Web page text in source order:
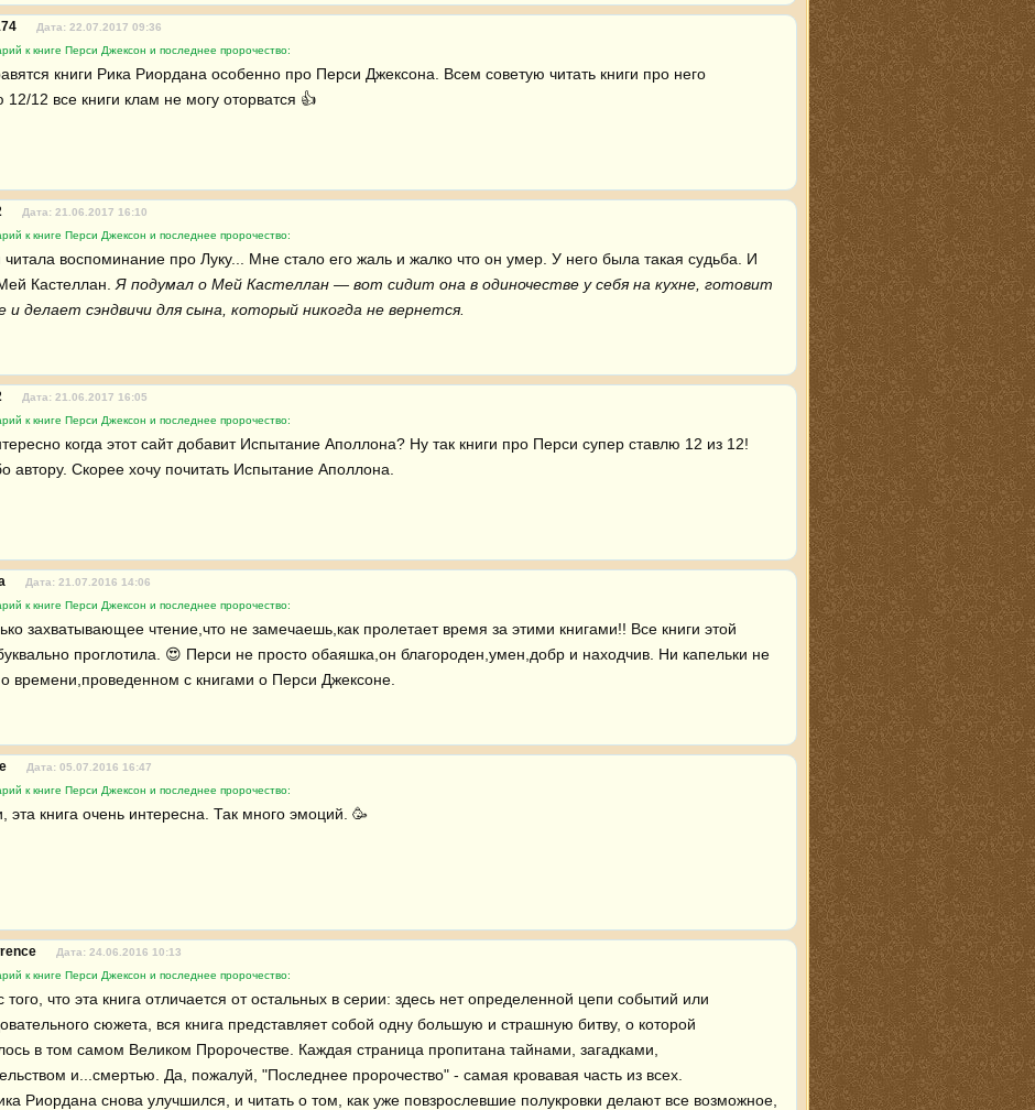
Дата: 22.07.2017 09:36
к книге Перси Джексон и последнее пророчество:
книги Рика Риордана особенно про Перси Джексона. Всем советую читать книги про него
12/12 все книги клам не могу оторватся 👍
Дата: 21.06.2017 16:10
к книге Перси Джексон и последнее пророчество:
читала воспоминание про Луку... Мне стало его жаль и жалко что он умер. У него была такая судьба. И
Кастеллан. Я подумал о Мей Кастеллан — вот сидит она в одиночестве у себя на кухне, готовит
и делает сэндвичи для сына, который никогда не вернется.
Дата: 21.06.2017 16:05
к книге Перси Джексон и последнее пророчество:
когда этот сайт добавит Испытание Аполлона? Ну так книги про Перси супер ставлю 12 из 12!
автору. Скорее хочу почитать Испытание Аполлона.
Дата: 21.07.2016 14:06
к книге Перси Джексон и последнее пророчество:
захватывающее чтение,что не замечаешь,как пролетает время за этими книгами!! Все книги этой
проглотила. 😍 Перси не просто обаяшка,он благороден,умен,добр и находчив. Ни капельки не
времени,проведенном с книгами о Перси Джексоне.
Дата: 05.07.2016 16:47
к книге Перси Джексон и последнее пророчество:
эта книга очень интересна. Так много эмоций. 🥳
Дата: 24.06.2016 10:13
к книге Перси Джексон и последнее пророчество:
того, что эта книга отличается от остальных в серии: здесь нет определенной цепи событий или
сюжета, вся книга представляет собой одну большую и страшную битву, о которой
в том самом Великом Пророчестве. Каждая страница пропитана тайнами, загадками,
и...смертью. Да, пожалуй, "Последнее пророчество" - самая кровавая часть из всех.
Риордана снова улучшился, и читать о том, как уже повзрослевшие полукровки делают все возможное,